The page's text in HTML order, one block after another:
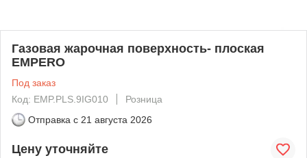
Газовая жарочная поверхность- плоская
EMPERO
Под заказ
Код: EMP.PLS.9IG010
Розница
Отправка с 21 августа 2026
Цену уточняйте